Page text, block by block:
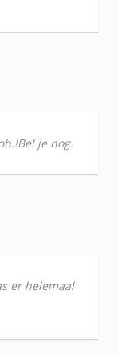
je nog.
er helemaal